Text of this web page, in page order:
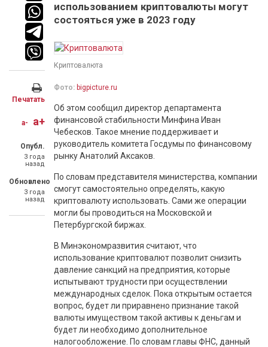
Печатать
a- a+
Опубл.
3 года
назад
Обновлено
3 года
назад
использованием криптовалюты могут
состояться уже в 2023 году
Криптовалюта
Фото: bigpicture.ru
Об этом сообщил директор департамента
финансовой стабильности Минфина Иван
Чебесков. Такое мнение поддерживает и
руководитель комитета Госдумы по финансовому
рынку Анатолий Аксаков.
По словам представителя министерства, компании
смогут самостоятельно определять, какую
криптовалюту использовать. Сами же операции
могли бы проводиться на Московской и
Петербургской биржах.
В Минэкономразвития считают, что
использование криптовалют позволит снизить
давление санкций на предприятия, которые
испытывают трудности при осуществлении
международных сделок. Пока открытым остается
вопрос, будет ли приравнено признание такой
валюты имуществом такой активы к деньгам и
будет ли необходимо дополнительное
налогообложение. По словам главы ФНС, данный